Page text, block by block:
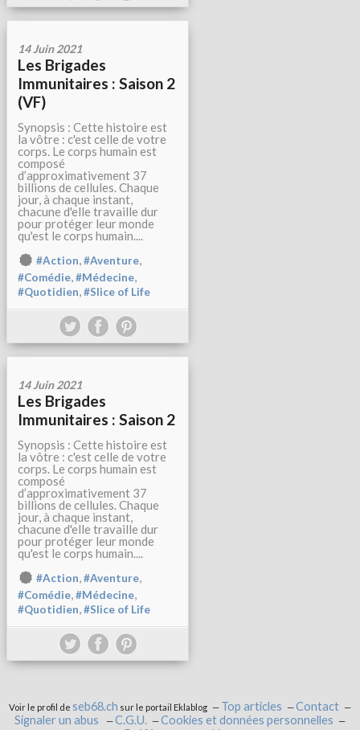
14 Juin 2021
Les Brigades
Immunitaires : Saison 2
(VF)
Synopsis : Cette histoire est
la vôtre : c'est celle de votre
corps. Le corps humain est
composé
d’approximativement 37
billions de cellules. Chaque
jour, à chaque instant,
chacune d'elle travaille dur
pour protéger leur monde
qu'est le corps humain....
#Action,#Aventure,
#Comédie,#Médecine,
#Quotidien,#Slice of Life
14 Juin 2021
Les Brigades
Immunitaires : Saison 2
Synopsis : Cette histoire est
la vôtre : c'est celle de votre
corps. Le corps humain est
composé
d’approximativement 37
billions de cellules. Chaque
jour, à chaque instant,
chacune d'elle travaille dur
pour protéger leur monde
qu'est le corps humain....
#Action,#Aventure,
#Comédie,#Médecine,
#Quotidien,#Slice of Life
Voir le profil de seb68.ch sur le portail Eklablog Top articles
Contact
Signaler un abus
C.G.U.
Cookies et données personnelles